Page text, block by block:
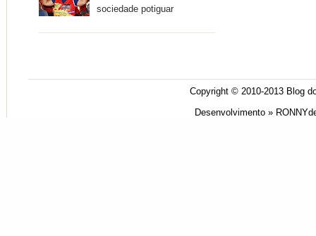
sociedade potiguar
Copyright © 2010-2013 Blog
Desenvolvimento »